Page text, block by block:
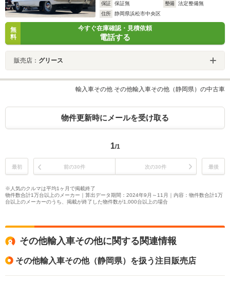
保証
保証無 整備
法定整備無
住所
静岡県浜松市中央区
無
料
今すぐ在庫確認・見積依頼
電話する
販売店： グリース
輸入車その他 その他輸入車その他（静岡県）の中古車
物件更新時にメールを受け取る
1/1
最初 前の30件 次の30件 最後
※人気のクルマは平均1ヶ月で掲載終了
物件数合計1万台以上のメーカー｜算出データ期間：2024年9月～11月｜内容：物件数合計1万
台以上のメーカーのうち、掲載が終了した物件数が1,000台以上の場合
その他輸入車その他に関する関連情報
その他輸入車その他（静岡県）を扱う注目販売店